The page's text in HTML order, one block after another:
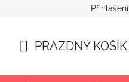
Přihlášení
PRÁZDNÝ KOŠÍK